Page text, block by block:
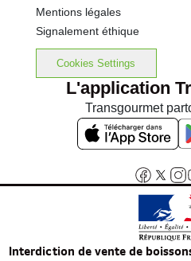
Mentions légales
Signalement éthique
Cookies Settings
L'application
Transgourmet
Interdiction de vente de